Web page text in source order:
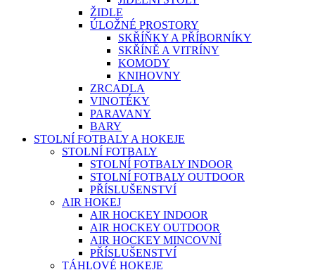
ŽIDLE
ÚLOŽNÉ PROSTORY
SKŘÍŇKY A PŘÍBORNÍKY
SKŘÍNĚ A VITRÍNY
KOMODY
KNIHOVNY
ZRCADLA
VINOTÉKY
PARAVANY
BARY
STOLNÍ FOTBALY A HOKEJE
STOLNÍ FOTBALY
STOLNÍ FOTBALY INDOOR
STOLNÍ FOTBALY OUTDOOR
PŘÍSLUŠENSTVÍ
AIR HOKEJ
AIR HOCKEY INDOOR
AIR HOCKEY OUTDOOR
AIR HOCKEY MINCOVNÍ
PŘÍSLUŠENSTVÍ
TÁHLOVÉ HOKEJE